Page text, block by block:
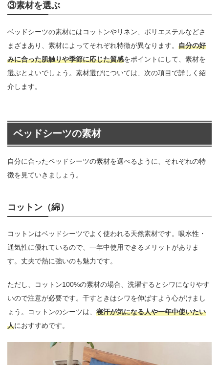
③素材を選ぶ
ベッドシーツの素材にはコットンやリネン、ポリエステルなどさ
まざまあり、素材によってそれぞれ特徴が異なります。 自分の好
みに合った肌触りや季節に応じた質感をポイントにして、素材を
選ぶとよいでしょう。素材選びについては、次の項目で詳しく紹
介します。
ベッドシーツの素材
自分に合ったベッドシーツの素材を選べるように、それぞれの特
徴を見ていきましょう。
コットン（綿）
コットンはベッドシーツでよく使われる天然素材です。吸水性・
通気性に優れているので、一年中使用できるメリットがありま
す。丈夫で熱に強いのも魅力です。
ただし、コットン100%の素材の場合、洗濯するとシワになりやす
いので注意が必要です。干すときはシワを伸ばすよう心がけまし
ょう。コットンのシーツは、 寝汗が気になる人や一年中使いたい
人におすすめです。